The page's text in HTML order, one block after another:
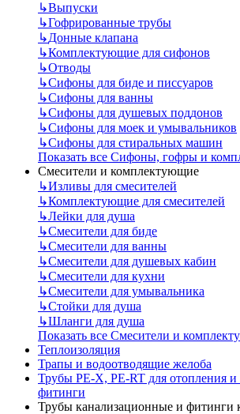
↳Выпуски
↳Гофрированные трубы
↳Донные клапана
↳Комплектующие для сифонов
↳Отводы
↳Сифоны для биде и писсуаров
↳Сифоны для ванны
↳Сифоны для душевых поддонов
↳Сифоны для моек и умывальников
↳Сифоны для стиральных машин
Показать все Сифоны, гофры и
Смесители и комплектующие
↳Изливы для смесителей
↳Комплектующие для смесителей
↳Лейки для душа
↳Смесители для биде
↳Смесители для ванны
↳Смесители для душевых кабин
↳Смесители для кухни
↳Смесители для умывальника
↳Стойки для душа
↳Шланги для душа
Показать все Смесители и
Теплоизоляция
Трапы и водоотводящие желоба
Трубы PE-X, PE-RT для отопления и
фитинги
Трубы канализационные и фитинги